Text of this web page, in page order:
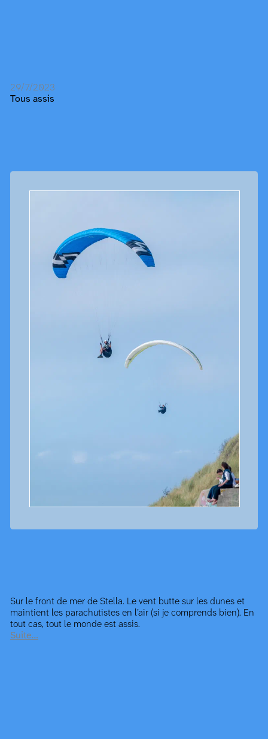
29/7/2023
Tous assis
Sur le front de mer de Stella. Le vent butte sur les dunes et
maintient les parachutistes en l’air (si je comprends bien). En
tout cas, tout le monde est assis.
Suite…